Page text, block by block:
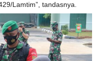
Lamtim”, tandasnya.